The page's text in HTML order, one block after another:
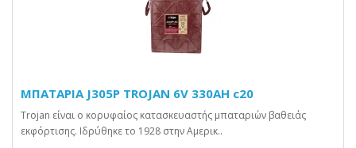
ΜΠΑΤΑΡΙΑ J305P TROJAN 6V 330AH c20
Trojan είναι ο κορυφαίος κατασκευαστής μπαταριών βαθειάς
εκφόρτισης. Ιδρύθηκε το 1928 στην Αμερικ..